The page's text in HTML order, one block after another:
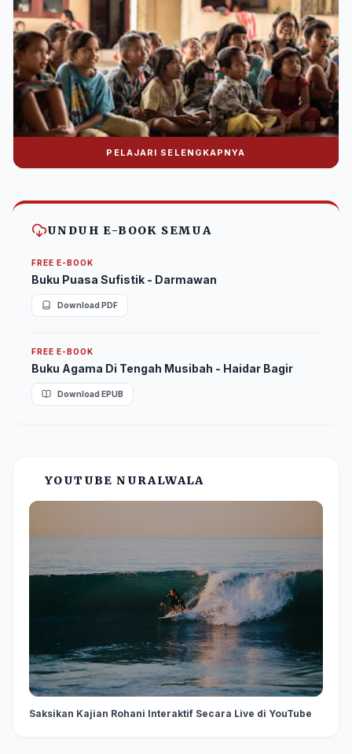
Donasi Nuralwala Foundation
Bantu syiar dakwah melalui platform digital.
PELAJARI SELENGKAPNYA
UNDUH E-BOOK SEMUA
FREE E-BOOK
Buku Puasa Sufistik - Darmawan
Download PDF
FREE E-BOOK
Buku Agama Di Tengah Musibah - Haidar Bagir
Download EPUB
YOUTUBE NURALWALA
Saksikan Kajian Rohani Interaktif Secara Live di YouTube